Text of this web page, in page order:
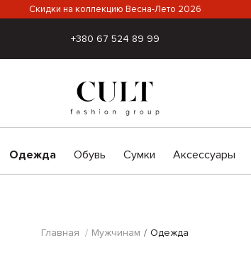
Скидки на коллекцию Весна-Лето 2026
+380 67 524 89 99
Одежда Обувь Сумки Аксессуары
Главная Мужчинам Одежда